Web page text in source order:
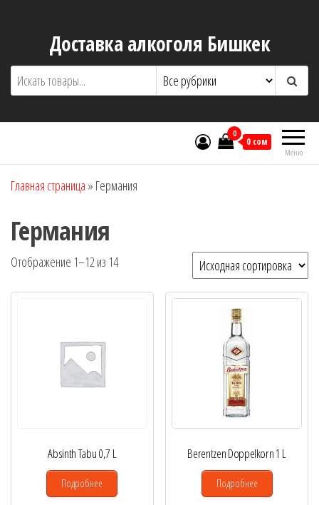
содержимомуДоставка алкоголя Бишкек
Меню
0
0 сом
Главная страница » Германия
Германия
Отображение 1–12 из 14
Absinth Tabu 0,7 L
Подробнее
Berentzen Doppelkorn 1 L
Подробнее